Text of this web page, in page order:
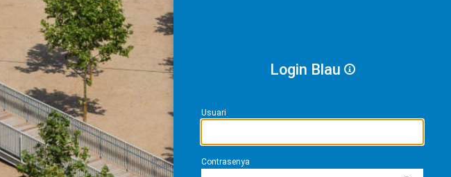
Login Blau
Usuari
Contrasenya